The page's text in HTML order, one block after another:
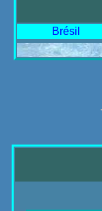
Brésil